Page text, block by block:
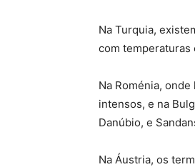
Na Turquia,
com temperaturas
Na Roménia,
intensos, e na
Danúbio, e
Na Áustria, os